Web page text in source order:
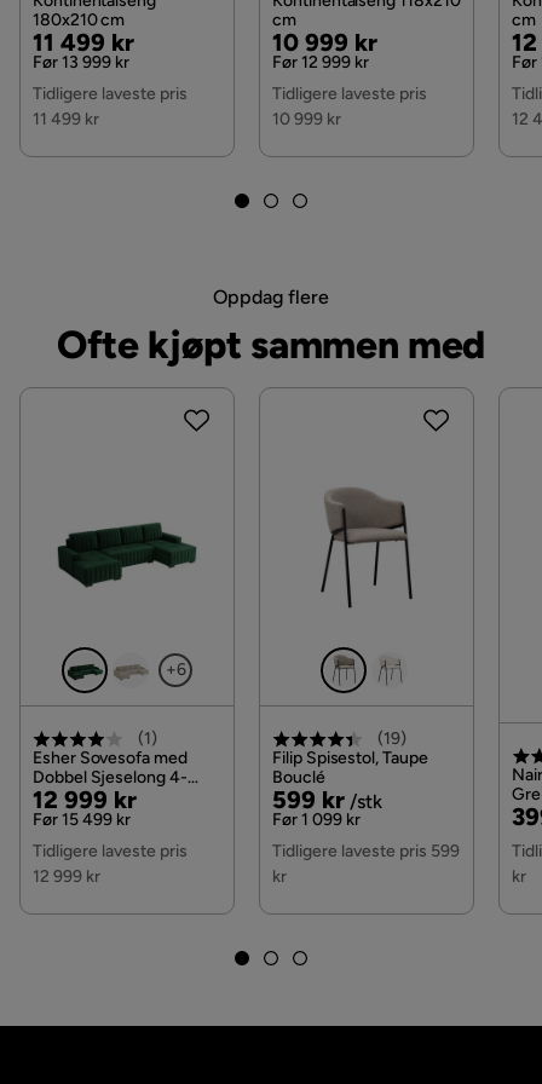
Funksjon
Oppbevaring
Øvrig
Fjæring springfjærmadrass
Tidløs
Farge
Sengegavl Med hodegjerde
Stoffnavn
Madrass Fjærmadrass
Materiale overmadrass
180x210 cm
Pris
11 499 kr
Original
Pris
Før 13 999 kr
Tidligere laveste pris
11 499 kr
cm
Pris
10 999 kr
Original
Pris
Før 12 999 kr
Tidligere laveste pris
10 999 kr
cm
Før
12
Oppdag flere
Ofte kjøpt sammen med
+6
(1)
Esher Sovesofa med
Dobbel Sjeselong 4-
seter i Plysj, Grønn
Pris
12 999 kr
Original
Pris
Før 15 499 kr
Tidligere laveste pris
12 999 kr
(19)
Filip Spisestol, Taupe
Bouclé
Pris
599 kr /stk
Original
Pris
Før 1 099 kr
Tidligere laveste pris 599
kr
kr